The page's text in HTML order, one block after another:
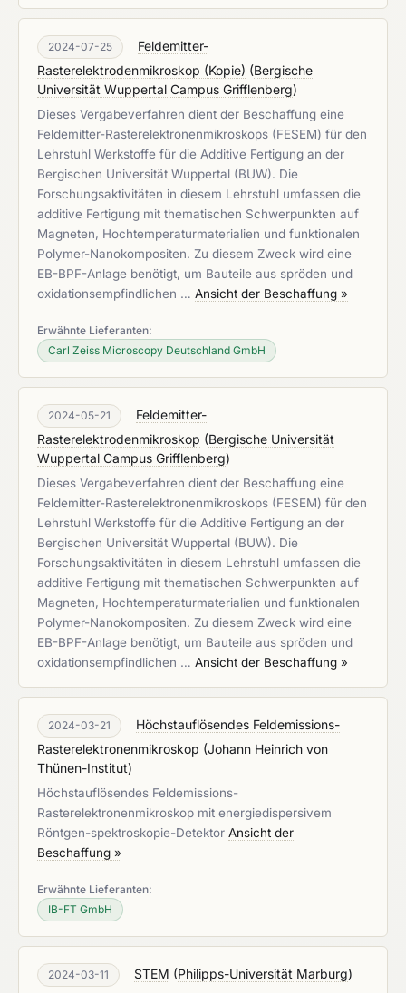
2024-07-25
Feldemitter-
Rasterelektrodenmikroskop (Kopie) (Bergische
Universität Wuppertal Campus Grifflenberg)
Dieses Vergabeverfahren dient der Beschaffung eine
Feldemitter-Rasterelektronenmikroskops (FESEM) für den
Lehrstuhl Werkstoffe für die Additive Fertigung an der
Bergischen Universität Wuppertal (BUW). Die
Forschungsaktivitäten in diesem Lehrstuhl umfassen die
additive Fertigung mit thematischen Schwerpunkten auf
Magneten, Hochtemperaturmaterialien und funktionalen
Polymer-Nanokompositen. Zu diesem Zweck wird eine
EB-BPF-Anlage benötigt, um Bauteile aus spröden und
oxidationsempfindlichen … Ansicht der Beschaffung »
Erwähnte Lieferanten:
Carl Zeiss Microscopy Deutschland GmbH
2024-05-21
Feldemitter-
Rasterelektrodenmikroskop (Bergische Universität
Wuppertal Campus Grifflenberg)
Dieses Vergabeverfahren dient der Beschaffung eine
Feldemitter-Rasterelektronenmikroskops (FESEM) für den
Lehrstuhl Werkstoffe für die Additive Fertigung an der
Bergischen Universität Wuppertal (BUW). Die
Forschungsaktivitäten in diesem Lehrstuhl umfassen die
additive Fertigung mit thematischen Schwerpunkten auf
Magneten, Hochtemperaturmaterialien und funktionalen
Polymer-Nanokompositen. Zu diesem Zweck wird eine
EB-BPF-Anlage benötigt, um Bauteile aus spröden und
oxidationsempfindlichen … Ansicht der Beschaffung »
2024-03-21
Höchstauflösendes Feldemissions-
Rasterelektronenmikroskop (Johann Heinrich von
Thünen-Institut)
Höchstauflösendes Feldemissions-
Rasterelektronenmikroskop mit energiedispersivem
Röntgen-spektroskopie-Detektor Ansicht der
Beschaffung »
Erwähnte Lieferanten:
IB-FT GmbH
2024-03-11 STEM (Philipps-Universität Marburg)